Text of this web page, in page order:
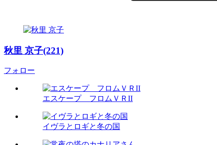
秋里 京子(221)
フォロー
エスケープ フロムＶＲII
イヴラとロギと冬の国